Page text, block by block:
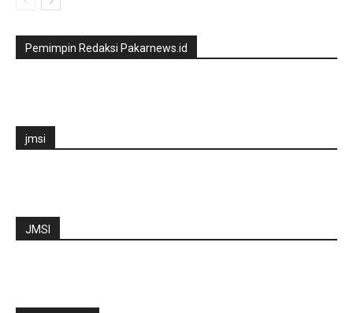
Pemimpin Redaksi Pakarnews.id
jmsi
JMSI